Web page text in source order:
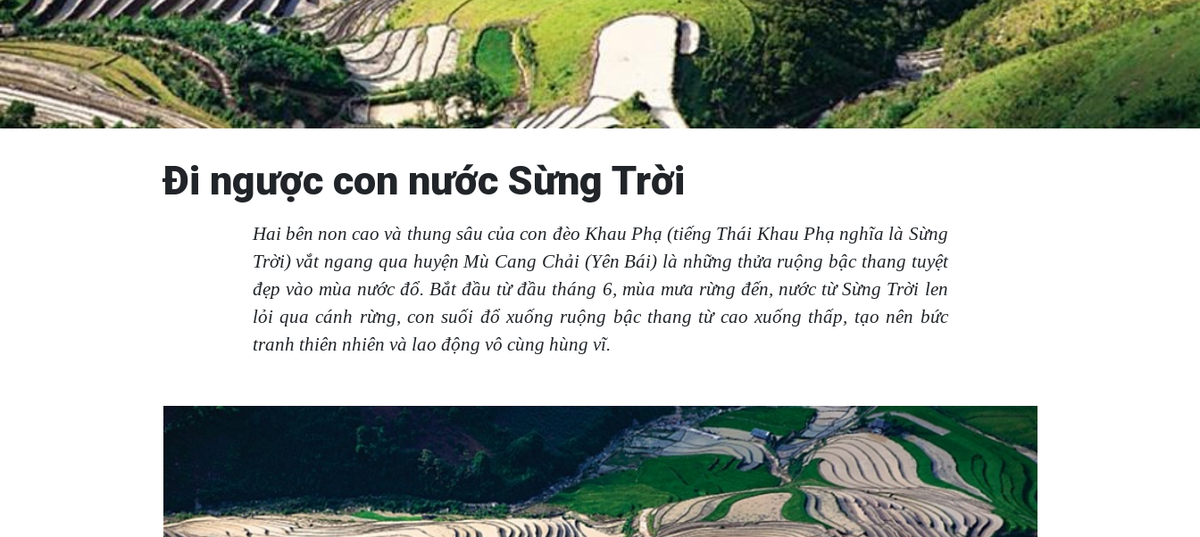
Đi ngược con nước Sừng Trời
Hai bên non cao và thung sâu của con đèo Khau Phạ (tiếng Thái Khau Phạ nghĩa là Sừng
Trời) vắt ngang qua huyện Mù Cang Chải (Yên Bái) là những thửa ruộng bậc thang tuyệt
đẹp vào mùa nước đổ. Bắt đầu từ đầu tháng 6, mùa mưa rừng đến, nước từ Sừng Trời len
lỏi qua cánh rừng, con suối đổ xuống ruộng bậc thang từ cao xuống thấp, tạo nên bức
tranh thiên nhiên và lao động vô cùng hùng vĩ.